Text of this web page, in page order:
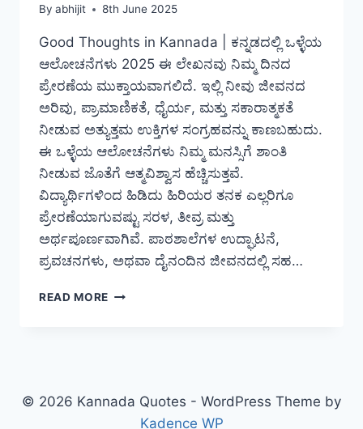
By abhijit 8th June 2025
Good Thoughts in Kannada | ಕನ್ನಡದಲ್ಲಿ ಒಳ್ಳೆಯ
ಆಲೋಚನೆಗಳು 2025 ಈ ಲೇಖನವು ನಿಮ್ಮ ದಿನದ
ಪ್ರೇರಣೆಯ ಮುಕ್ತಾಯವಾಗಲಿದೆ. ಇಲ್ಲಿ ನೀವು ಜೀವನದ
ಅರಿವು, ಪ್ರಾಮಾಣಿಕತೆ, ಧೈರ್ಯ, ಮತ್ತು ಸಕಾರಾತ್ಮಕತೆ
ನೀಡುವ ಅತ್ಯುತ್ತಮ ಉಕ್ತಿಗಳ ಸಂಗ್ರಹವನ್ನು ಕಾಣಬಹುದು.
ಈ ಒಳ್ಳೆಯ ಆಲೋಚನೆಗಳು ನಿಮ್ಮ ಮನಸ್ಸಿಗೆ ಶಾಂತಿ
ನೀಡುವ ಜೊತೆಗೆ ಆತ್ಮವಿಶ್ವಾಸ ಹೆಚ್ಚಿಸುತ್ತವೆ.
ವಿದ್ಯಾರ್ಥಿಗಳಿಂದ ಹಿಡಿದು ಹಿರಿಯರ ತನಕ ಎಲ್ಲರಿಗೂ
ಪ್ರೇರಣೆಯಾಗುವಷ್ಟು ಸರಳ, ತೀವ್ರ ಮತ್ತು
ಅರ್ಥಪೂರ್ಣವಾಗಿವೆ. ಪಾಠಶಾಲೆಗಳ ಉದ್ಘಾಟನೆ,
ಪ್ರವಚನಗಳು, ಅಥವಾ ದೈನಂದಿನ ಜೀವನದಲ್ಲಿ ಸಹ…
READ MORE BEST
ಕನ್ನಡದಲ್ಲಿ
© 2026 Kannada Quotes - WordPress Theme by
Kadence WP